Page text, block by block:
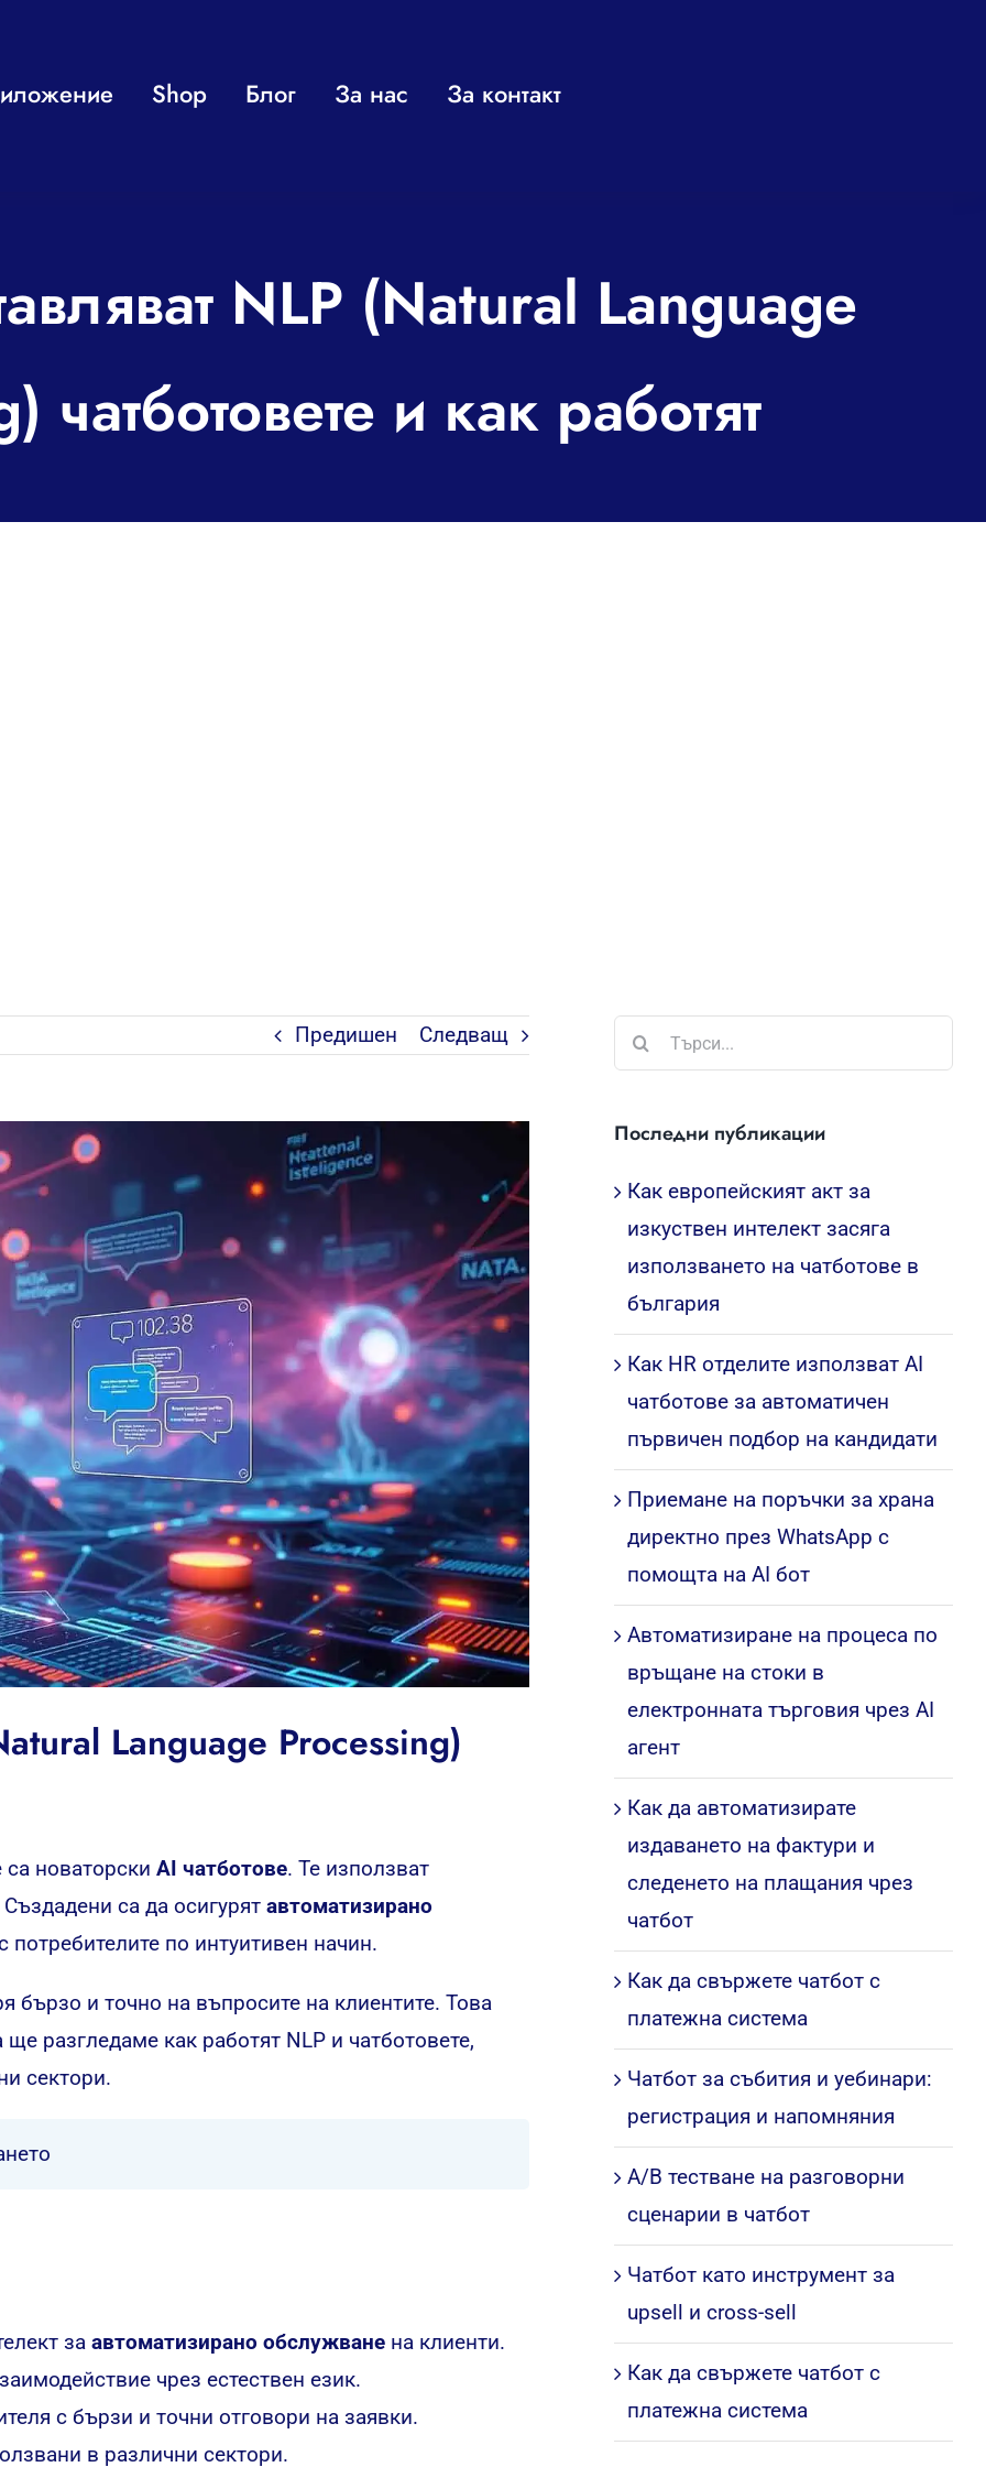
Shop Блог За нас За контакт
NLP (Natural Language
чатботовете и как работят
Предишен Следващ
Language Processing)
новаторски AI чатботове. Те използват
са да осигурят автоматизирано
по интуитивен начин.
бързо и точно на въпросите на клиентите. Това
разгледаме как работят NLP и чатботовете,
сектори.
за автоматизирано обслужване на клиенти.
чрез естествен език.
с бързи и точни отговори на заявки.
в различни сектори.
Търсене
...
Последни публикации
Как европейският акт за
изкуствен интелект засяга
използването на чатботове в
българия
Как HR отделите използват AI
чатботове за автоматичен
първичен подбор на кандидати
Приемане на поръчки за храна
директно през WhatsApp с
помощта на AI бот
Автоматизиране на процеса по
връщане на стоки в
електронната търговия чрез AI
агент
Как да автоматизирате
издаването на фактури и
следенето на плащания чрез
чатбот
Как да свържете чатбот с
платежна система
Чатбот за събития и уебинари:
регистрация и напомняния
A/B тестване на разговорни
сценарии в чатбот
Чатбот като инструмент за
upsell и cross-sell
Как да свържете чатбот с
платежна система